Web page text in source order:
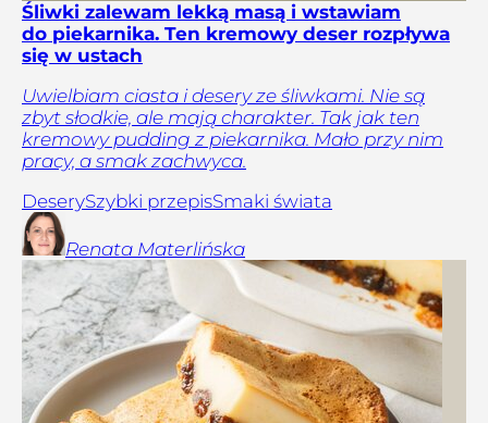
Śliwki zalewam lekką masą i wstawiam
do piekarnika. Ten kremowy deser rozpływa
się w ustach
Uwielbiam ciasta i desery ze śliwkami. Nie są
zbyt słodkie, ale mają charakter. Tak jak ten
kremowy pudding z piekarnika. Mało przy nim
pracy, a smak zachwyca.
DeserySzybki przepisSmaki świata
Renata Materlińska